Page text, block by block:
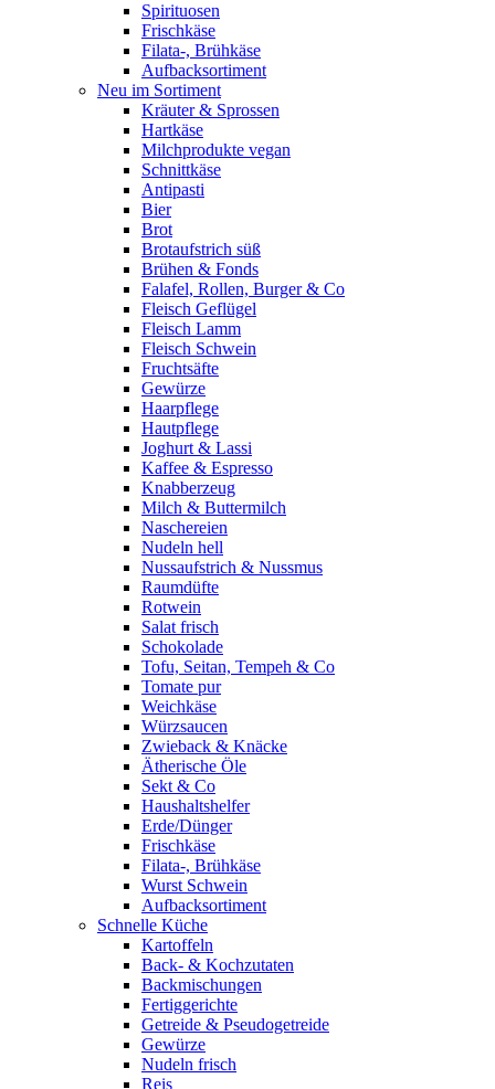
Spirituosen
Frischkäse
Filata-, Brühkäse
Aufbacksortiment
Neu im Sortiment
Kräuter & Sprossen
Hartkäse
Milchprodukte vegan
Schnittkäse
Antipasti
Bier
Brot
Brotaufstrich süß
Brühen & Fonds
Falafel, Rollen, Burger & Co
Fleisch Geflügel
Fleisch Lamm
Fleisch Schwein
Fruchtsäfte
Gewürze
Haarpflege
Hautpflege
Joghurt & Lassi
Kaffee & Espresso
Knabberzeug
Milch & Buttermilch
Naschereien
Nudeln hell
Nussaufstrich & Nussmus
Raumdüfte
Rotwein
Salat frisch
Schokolade
Tofu, Seitan, Tempeh & Co
Tomate pur
Weichkäse
Würzsaucen
Zwieback & Knäcke
Ätherische Öle
Sekt & Co
Haushaltshelfer
Erde/Dünger
Frischkäse
Filata-, Brühkäse
Wurst Schwein
Aufbacksortiment
Schnelle Küche
Kartoffeln
Back- & Kochzutaten
Backmischungen
Fertiggerichte
Getreide & Pseudogetreide
Gewürze
Nudeln frisch
Reis